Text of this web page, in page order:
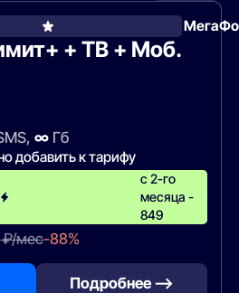
+ ТВ + Моб.
∞Гб
добавить к тарифу
с 2-го
месяца -
849
₽/мес-88%
Подробнее —>